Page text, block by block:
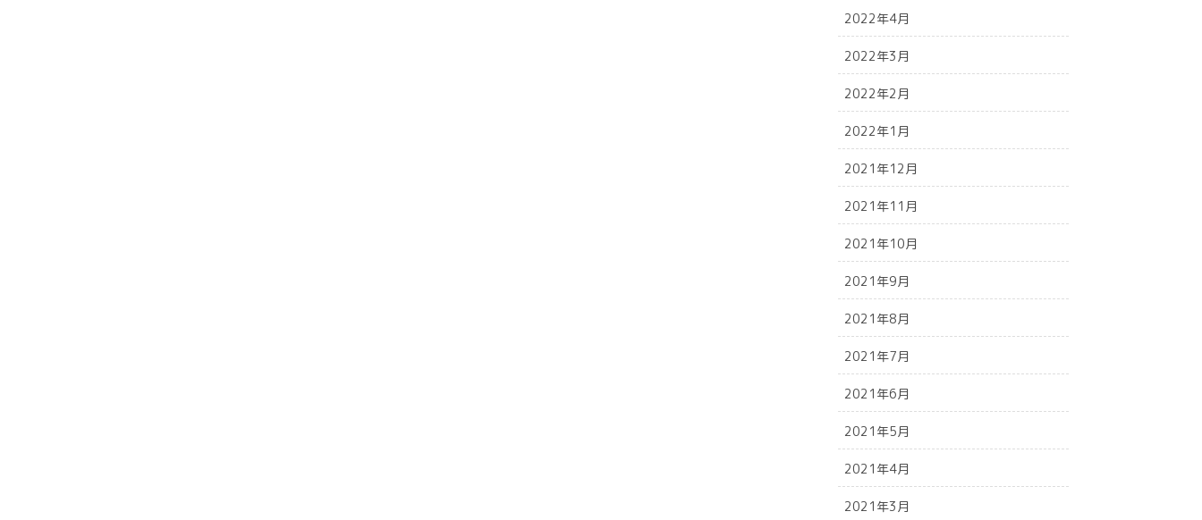
2022年4月
2022年3月
2022年2月
2022年1月
2021年12月
2021年11月
2021年10月
2021年9月
2021年8月
2021年7月
2021年6月
2021年5月
2021年4月
2021年3月